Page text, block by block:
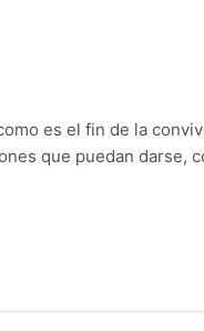
es el fin de la
que puedan darse,